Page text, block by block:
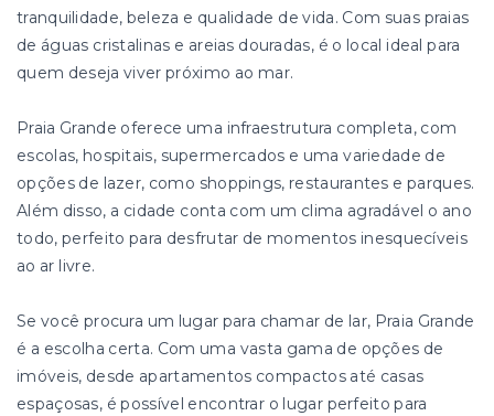
tranquilidade, beleza e qualidade de vida. Com suas praias
de águas cristalinas e areias douradas, é o local ideal para
quem deseja viver próximo ao mar.
Praia Grande oferece uma infraestrutura completa, com
escolas, hospitais, supermercados e uma variedade de
opções de lazer, como shoppings, restaurantes e parques.
Além disso, a cidade conta com um clima agradável o ano
todo, perfeito para desfrutar de momentos inesquecíveis
ao ar livre.
Se você procura um lugar para chamar de lar, Praia Grande
é a escolha certa. Com uma vasta gama de opções de
imóveis, desde apartamentos compactos até casas
espaçosas, é possível encontrar o lugar perfeito para